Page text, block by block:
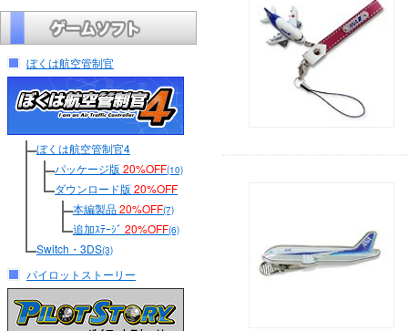
ぼくは航空管制官
ぼくは航空管制官4
パッケージ版 20%OFF(10)
ダウンロード版 20%OFF
本編製品20%OFF(7)
追加ｽﾃｰｼﾞ 20%OFF(6)
Switch・3DS(3)
パイロットストーリー